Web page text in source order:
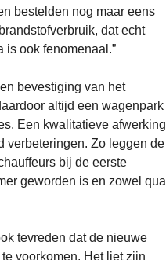
bestelden nog maar eens
dat echt
ook fenomenaal.”
bevestiging van het
altijd een wagenpark
Een kwalitatieve afwerking
verbeteringen. Zo leggen de
bij de eerste
geworden is en zowel qua
tevreden dat de nieuwe
voorkomen. Het liet zijn